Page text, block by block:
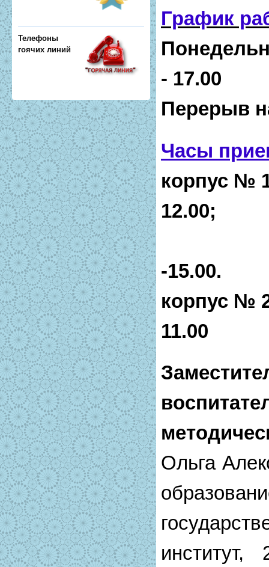
Телефоны
гоячих линий
График
- 17.00
Перерыв
Часы
корпус №
12.00;
-15.00.
корпус №
11.00
Ольга
институт,